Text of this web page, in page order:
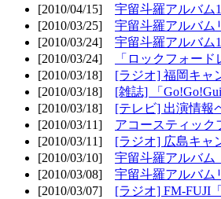
[2010/04/15] 宇留斗羅アルバム
[2010/03/25] 宇留斗羅アルバム
[2010/03/24] 宇留斗羅アルバム
[2010/03/24]
「ロックフォー
[2010/03/18] [ラジオ] 福岡キャ
[2010/03/18] [雑誌] 「
[2010/03/18] [テレビ] 出演情報
[2010/03/11] アコースティック
[2010/03/11] [ラジオ] 広島キャ
[2010/03/10] 宇留斗羅アルバム
[2010/03/08] 宇留斗羅アルバム
[2010/03/07] [ラジオ] FM-FUJI